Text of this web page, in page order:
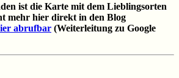
ist die Karte mit dem Lieblingsorten
mehr hier direkt in den Blog
abrufbar (Weiterleitung zu Google